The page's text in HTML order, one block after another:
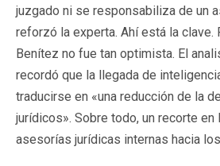
juzgado ni se responsabiliza de un
reforzó la experta. Ahí está la
Benítez no fue tan optimista. El
recordó que la llegada de
traducirse en «una reducción de la
jurídicos». Sobre todo, un recorte en
asesorías jurídicas internas hacia